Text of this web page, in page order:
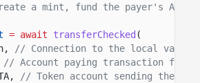
a mint, fund the payer's ATA,
= await transferChecked (
// Connection to the local
// Account paying transaction fees.
// Token account sending the